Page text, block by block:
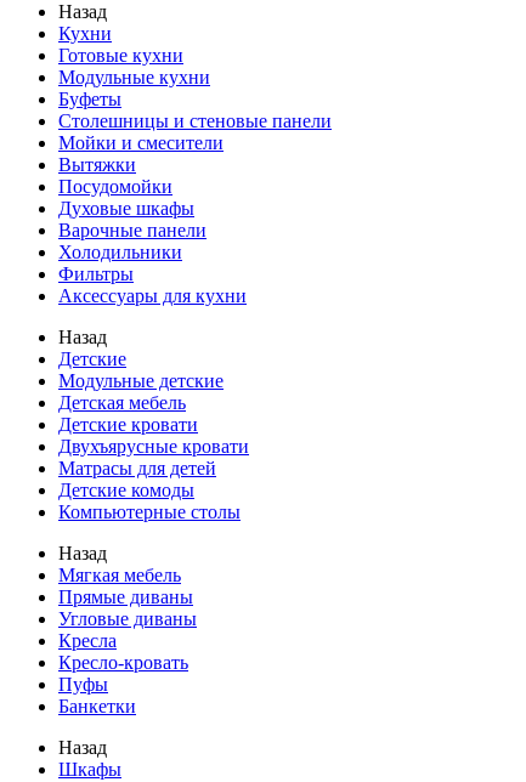
Назад
Кухни
Готовые кухни
Модульные кухни
Буфеты
Столешницы и стеновые панели
Мойки и смесители
Вытяжки
Посудомойки
Духовые шкафы
Варочные панели
Холодильники
Фильтры
Аксессуары для кухни
Назад
Детские
Модульные детские
Детская мебель
Детские кровати
Двухъярусные кровати
Матрасы для детей
Детские комоды
Компьютерные столы
Назад
Мягкая мебель
Прямые диваны
Угловые диваны
Кресла
Кресло-кровать
Пуфы
Банкетки
Назад
Шкафы